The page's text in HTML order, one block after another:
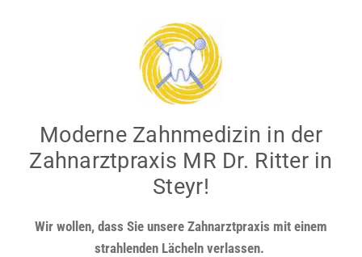
Moderne Zahnmedizin in der
Zahnarztpraxis MR Dr. Ritter in
Steyr!
Wir wollen, dass Sie unsere Zahnarztpraxis mit einem
strahlenden Lächeln verlassen.